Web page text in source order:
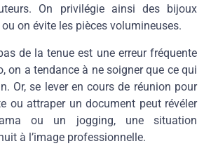
On privilégie ainsi des bijoux
on évite les pièces volumineuses.
de la tenue est une erreur fréquente
on a tendance à ne soigner que ce qui
Or, se lever en cours de réunion pour
ou attraper un document peut révéler
ou un jogging, une situation
à l’image professionnelle.